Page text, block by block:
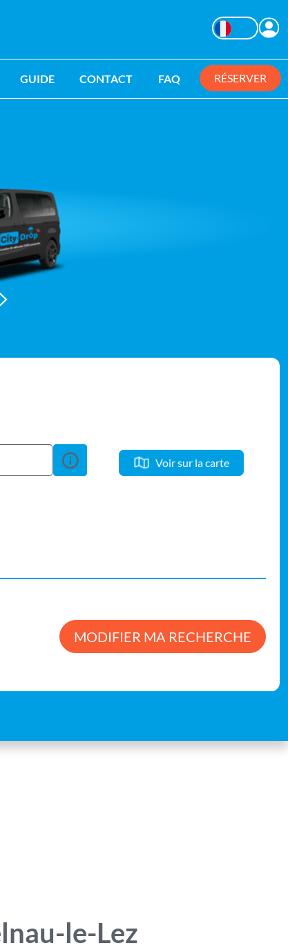
Changer la
GUIDE CONTACT FAQ RÉSERVER
du parking City-Drop pour cette ville
Voir sur la carte
MODIFIER MA RECHERCHE
le-Lez